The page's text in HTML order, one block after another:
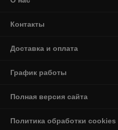
Контакты
Доставка и оплата
График работы
Полная версия сайта
Политика обработки cookies